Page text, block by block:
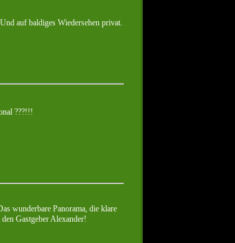
auf baldiges Wiedersehen privat.
???!!!
wunderbare Panorama, die klare
Gastgeber Alexander!